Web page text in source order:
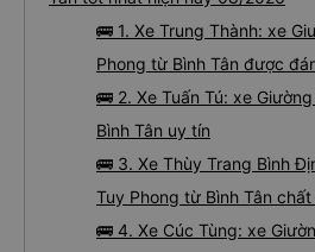
🚌 1. Xe Trung Thành: xe
Phong từ Bình Tân được
🚌 2. Xe Tuấn Tú: xe
Bình Tân uy tín
🚌 3. Xe Thùy Trang Bình
Tuy Phong từ Bình Tân
🚌 4. Xe Cúc Tùng: xe